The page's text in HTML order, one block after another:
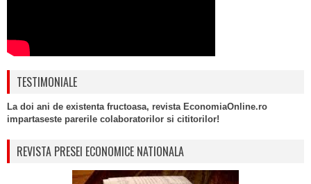
TESTIMONIALE
La doi ani de existenta fructoasa, revista EconomiaOnline.ro
impartaseste parerile colaboratorilor si cititorilor!
REVISTA PRESEI ECONOMICE NATIONALA